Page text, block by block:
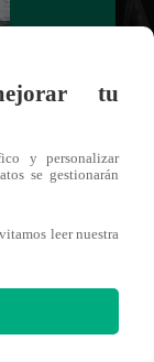
tu
y personalizar
se gestionarán
leer nuestra